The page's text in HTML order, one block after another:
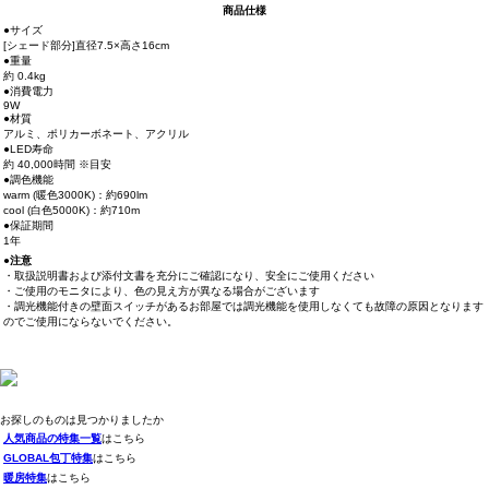
商品仕様
●サイズ
[シェード部分]直径7.5×高さ16cm
●重量
約 0.4kg
●消費電力
9W
●材質
アルミ、ポリカーボネート、アクリル
●LED寿命
約 40,000時間 ※目安
●調色機能
warm (暖色3000K)：約690lm
cool (白色5000K)：約710m
●保証期間
1年
●注意
・取扱説明書および添付文書を充分にご確認になり、安全にご使用ください
・ご使用のモニタにより、色の見え方が異なる場合がございます
・調光機能付きの壁面スイッチがあるお部屋では調光機能を使用しなくても故障の原因となります
のでご使用にならないでください。
お探しのものは見つかりましたか
人気商品の特集一覧はこちら
GLOBAL包丁特集はこちら
暖房特集はこちら